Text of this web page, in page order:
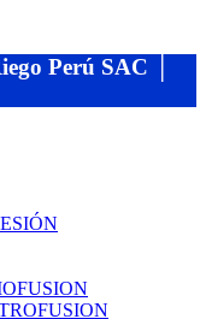
Perú SAC │